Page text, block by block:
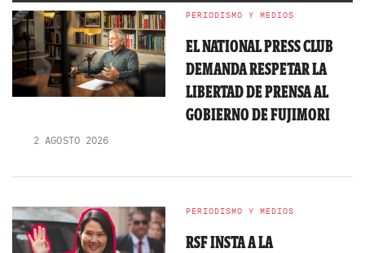
PERIODISMO Y MEDIOS
EL NATIONAL PRESS CLUB
DEMANDA RESPETAR LA
LIBERTAD DE PRENSA AL
GOBIERNO DE FUJIMORI
2 AGOSTO 2026
PERIODISMO Y MEDIOS
RSF INSTA A LA